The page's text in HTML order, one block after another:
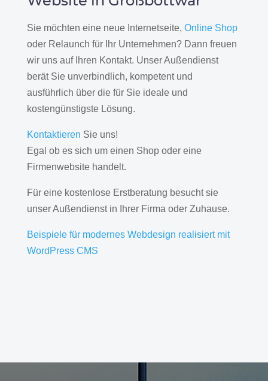
Sie möchten eine neue Internetseite, Online Shop
oder Relaunch für Ihr Unternehmen? Dann freuen
wir uns auf Ihren Kontakt. Unser Außendienst
berät Sie unverbindlich, kompetent und
ausführlich über die für Sie ideale und
kostengünstigste Lösung.
Kontaktieren Sie uns!
Egal ob es sich um einen Shop oder eine
Firmenwebsite handelt.
Für eine kostenlose Erstberatung besucht sie
unser Außendienst in Ihrer Firma oder Zuhause.
Beispiele für modernes Webdesign realisiert mit
WordPress CMS